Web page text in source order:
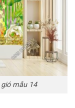
mẫu 14